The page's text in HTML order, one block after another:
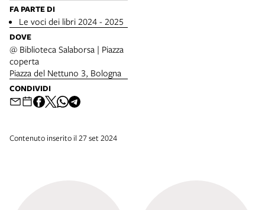
FA PARTE DI
Le voci dei libri 2024 - 2025
DOVE
@ Biblioteca Salaborsa | Piazza
coperta
Piazza del Nettuno 3, Bologna
CONDIVIDI
Contenuto inserito il 27 set 2024